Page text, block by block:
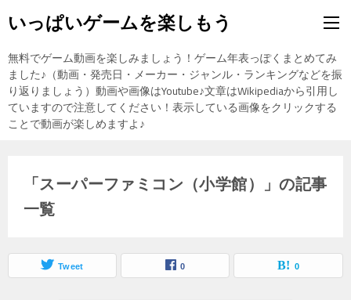
いっぱいゲームを楽しもう
無料でゲーム動画を楽しみましょう！ゲーム年表っぽくまとめてみ
ました♪（動画・発売日・メーカー・ジャンル・ランキングなどを振
り返りましょう）動画や画像はYoutube♪文章はWikipediaから引用し
ていますので注意してください！表示している画像をクリックする
ことで動画が楽しめますよ♪
「スーパーファミコン（小学館）」の記事
一覧
Tweet 0 0